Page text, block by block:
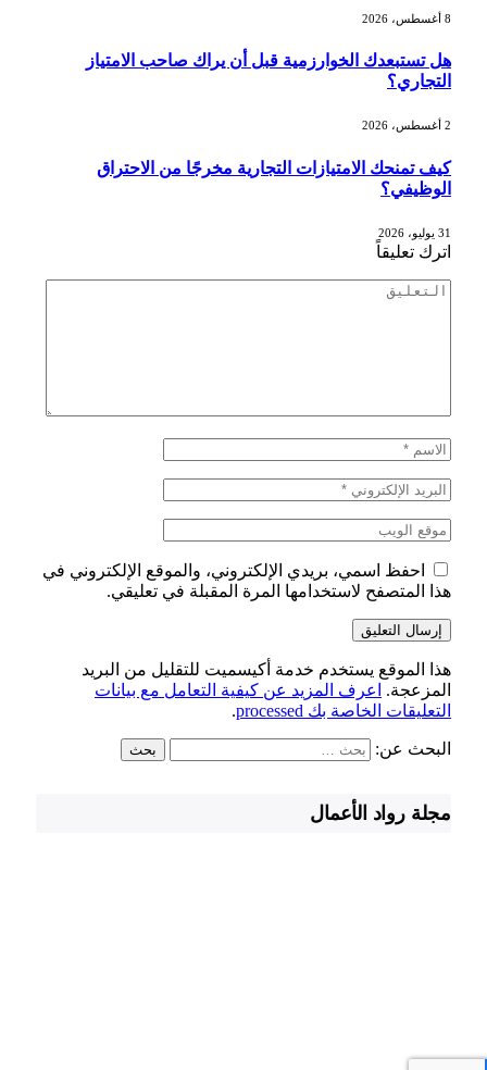
8 أغسطس، 2026
هل تستبعدك الخوارزمية قبل أن يراك صاحب الامتياز
التجاري؟
2 أغسطس، 2026
كيف تمنحك الامتيازات التجارية مخرجًا من الاحتراق
الوظيفي؟
31 يوليو، 2026
اترك تعليقاً
احفظ اسمي، بريدي الإلكتروني، والموقع الإلكتروني في
هذا المتصفح لاستخدامها المرة المقبلة في تعليقي.
هذا الموقع يستخدم خدمة أكيسميت للتقليل من البريد
المزعجة.
اعرف المزيد عن كيفية التعامل مع بيانات
التعليقات الخاصة بك processed
.
البحث عن:
مجلة رواد الأعمال